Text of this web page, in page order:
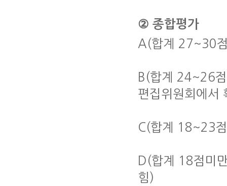
② 종합평가
A(합계 27~30
B(합계 24~26
편집위원회에서
C(합계 18~23
D(합계 18점미
힘)